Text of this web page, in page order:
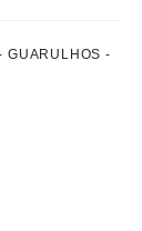
GUARULHOS -